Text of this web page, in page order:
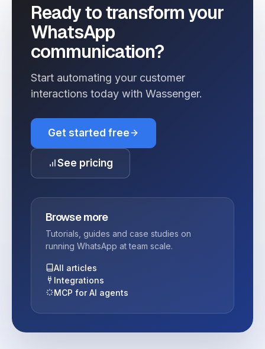
Ready to transform your
WhatsApp
communication?
Start automating your customer
interactions today with Wassenger.
Get started free
See pricing
Browse more
Tutorials, guides and case studies on
running WhatsApp at team scale.
All articles
Integrations
MCP for AI agents